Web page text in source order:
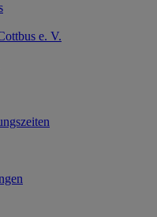
e. V.